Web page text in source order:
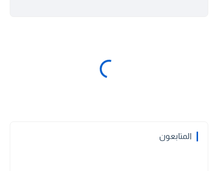
المتابعون